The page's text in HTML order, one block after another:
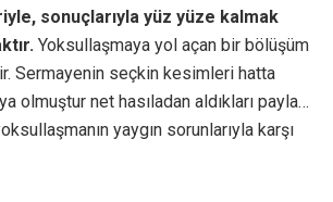
sonuçlarıyla yüz yüze kalmak
Yoksullaşmaya yol açan bir bölüşüm
Sermayenin seçkin kesimleri hatta
olmuştur net hasıladan aldıkları payla…
yaygın sorunlarıyla karşı